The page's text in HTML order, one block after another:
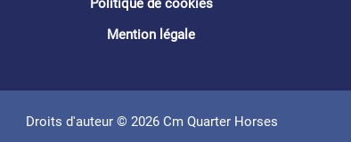
Politique de cookies
Mention légale
Droits d'auteur © 2026 Cm Quarter Horses